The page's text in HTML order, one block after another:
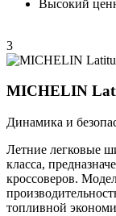
Высокий
3
MICHELIN
Динамика и
Летние легковые
класса,
кроссоверов.
топливной